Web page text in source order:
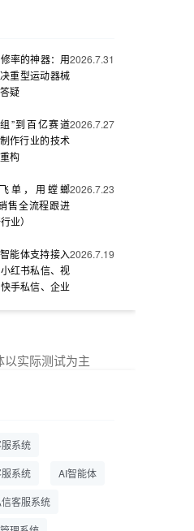
率的神器：用
重型运动器械
疑
2026.7.31
”到百亿赛道
作行业的技术
构
2026.7.27
单，用螳螂
售全流程跟进
业）
2026.7.23
能体支持接入
红书私信、视
手私信、企业
2026.7.19
，获客+服务
系统企微解决
营销全流程
2026.7.14
实际测试为主
系统
系统 AI智能体
客服系统